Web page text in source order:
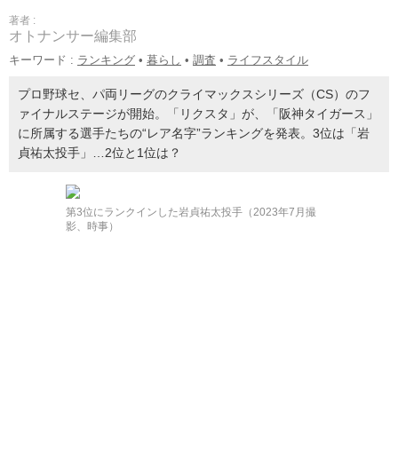
著者 :
オトナンサー編集部
キーワード : ランキング • 暮らし • 調査 • ライフスタイル
プロ野球セ、パ両リーグのクライマックスシリーズ（CS）のフ
ァイナルステージが開始。「リクスタ」が、「阪神タイガース」
に所属する選手たちの“レア名字”ランキングを発表。3位は「岩
貞祐太投手」…2位と1位は？
第3位にランクインした岩貞祐太投手（2023年7月撮
影、時事）